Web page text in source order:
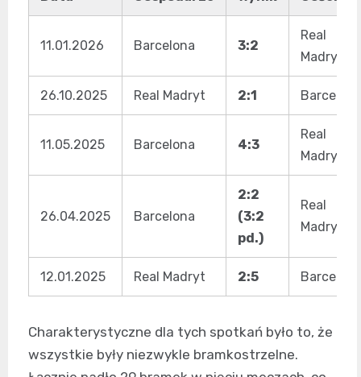
11.01.2026 Barcelona 3:2
Real
Madryt
26.10.2025 Real Madryt 2:1 Barcelona
11.05.2025 Barcelona 4:3
Real
Madryt
26.04.2025 Barcelona
2:2
(3:2
pd.)
Real
Madryt
12.01.2025 Real Madryt 2:5 Barcelona
Charakterystyczne dla tych spotkań było to, że
wszystkie były niezwykle bramkostrzelne.